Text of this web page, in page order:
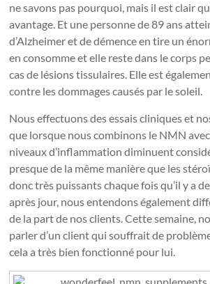
ne savons pas pourquoi, mais il est clair
avantage. Et une personne de 89 ans
d’Alzheimer et de démence en tire un
en consomme et elle reste dans le corps
cas de lésions tissulaires. Elle est
contre les dommages causés par le soleil.
Nous effectuons des essais cliniques et
que lorsque nous combinons le NMN
niveaux d’inflammation diminuent
presque de la même manière que les
donc très puissants chaque fois qu’il y a
après jour, nous entendons également
de la part de nos clients. Cette semaine,
parler d’un client qui souffrait de
cela a très bien fonctionné pour lui.